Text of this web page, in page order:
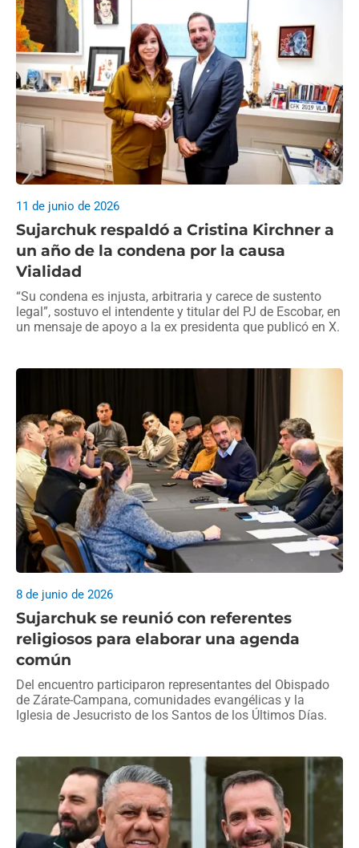
Sujarchuk respaldó a Cristina Kirchner a
un año de la condena por la causa
Vialidad
11 de junio de 2026
“Su condena es injusta, arbitraria y carece de sustento
legal”, sostuvo el intendente y titular del PJ de Escobar, en
un mensaje de apoyo a la ex presidenta que publicó en X.
Sujarchuk se reunió con referentes
religiosos para elaborar una agenda
común
8 de junio de 2026
Del encuentro participaron representantes del Obispado
de Zárate-Campana, comunidades evangélicas y la
Iglesia de Jesucristo de los Santos de los Últimos Días.